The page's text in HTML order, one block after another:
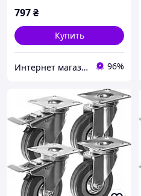
797₴
Купить
Интернет магазин Постелюшка (Домашний текстиль, сумки, товары для дома и отдыха) 96%